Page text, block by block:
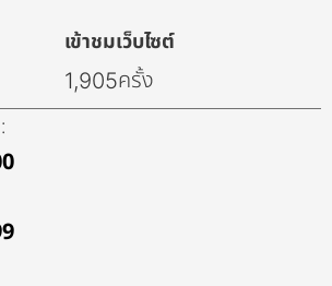
เข้าชมเว็บไซต์
1,905ครั้ง